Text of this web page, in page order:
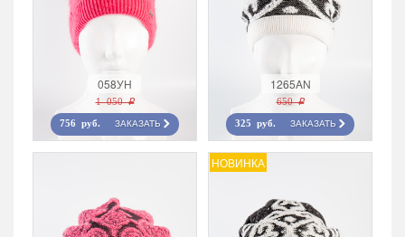
058УН
1 050 r
756 руб. ЗАКАЗАТЬ
1265AN
650 r
325 руб. ЗАКАЗАТЬ
НОВИНКА